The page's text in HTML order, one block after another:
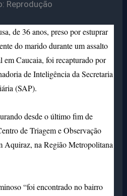
Reprodução
de 36 anos, preso por estuprar
do marido durante um assalto
em Caucaia, foi recapturado por
de Inteligência da Secretaria
(SAP).
desde o último fim de
de Triagem e Observação
na Região Metropolitana
“foi encontrado no bairro